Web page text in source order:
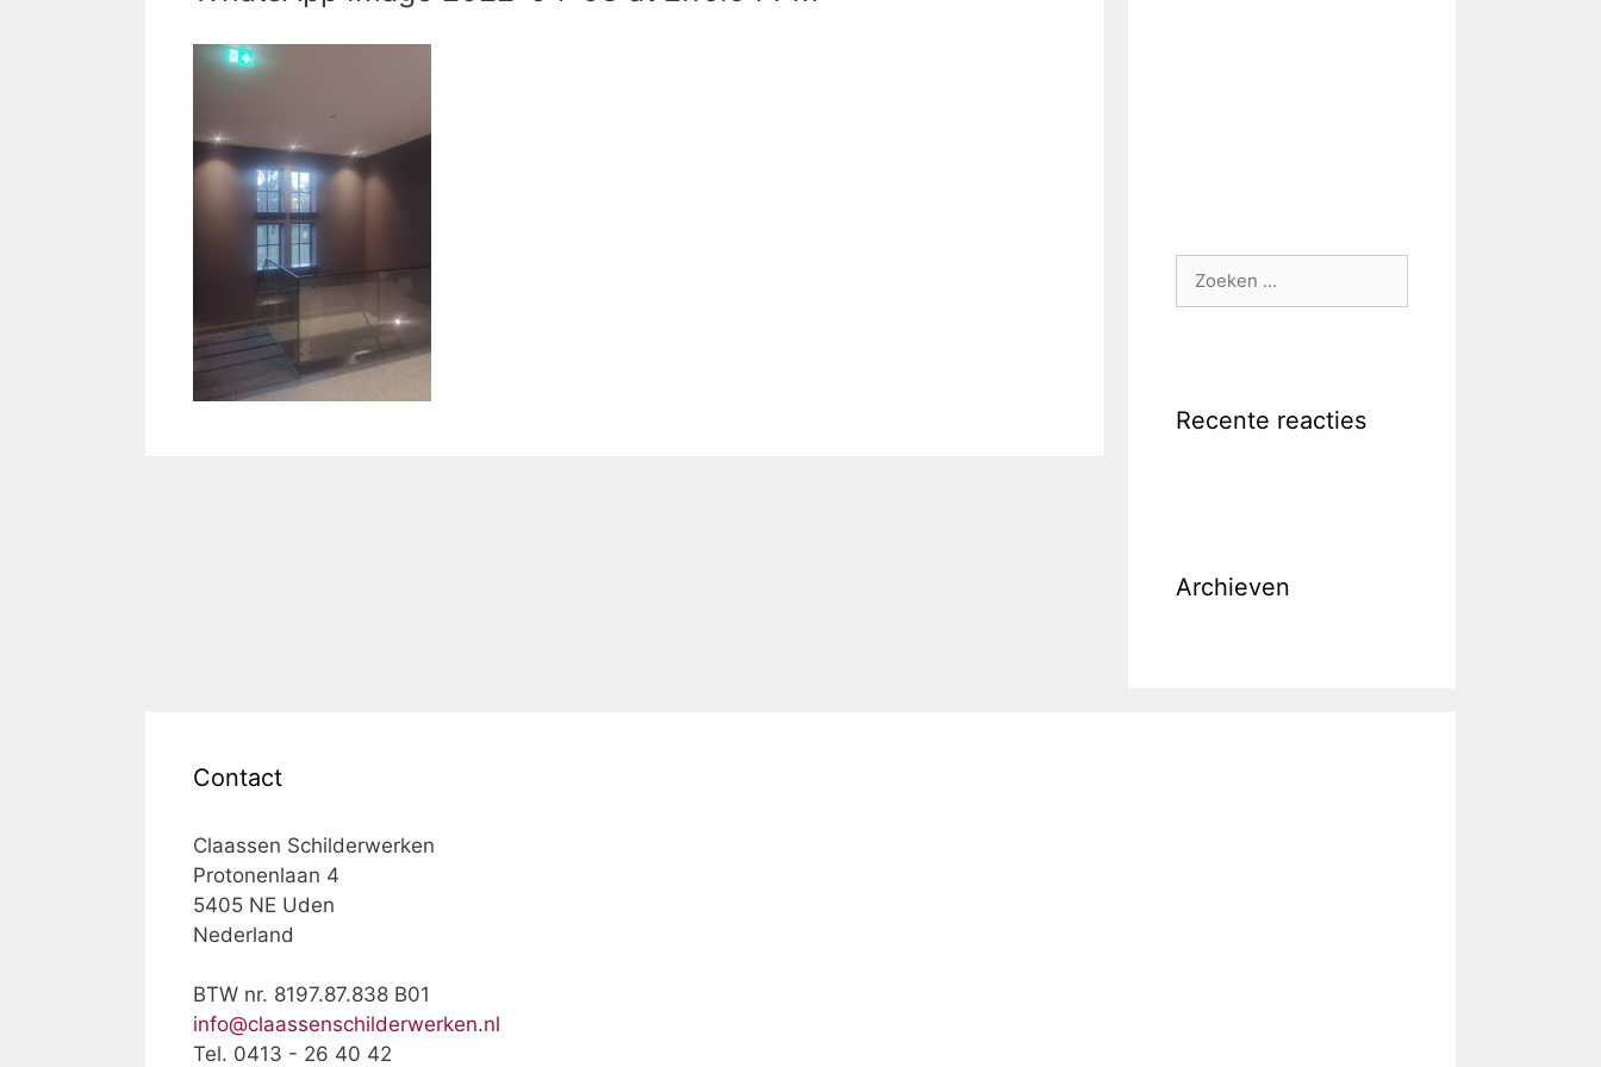
Zoek
Recente reacties
Archieven
Contact
Claassen Schilderwerken
Protonenlaan 4
5405 NE Uden
Nederland
BTW nr. 8197.87.838 B01
info@claassenschilderwerken.nl
Tel. 0413 - 26 40 42